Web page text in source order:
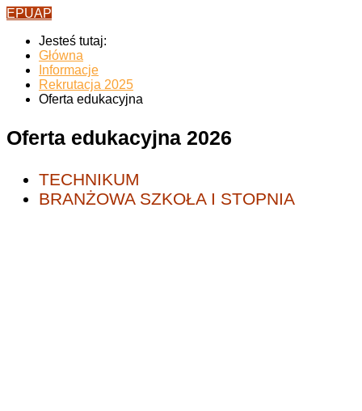
EPUAP
Jesteś tutaj:
Główna
Informacje
Rekrutacja 2025
Oferta edukacyjna
Oferta edukacyjna 2026
TECHNIKUM
BRANŻOWA SZKOŁA I STOPNIA